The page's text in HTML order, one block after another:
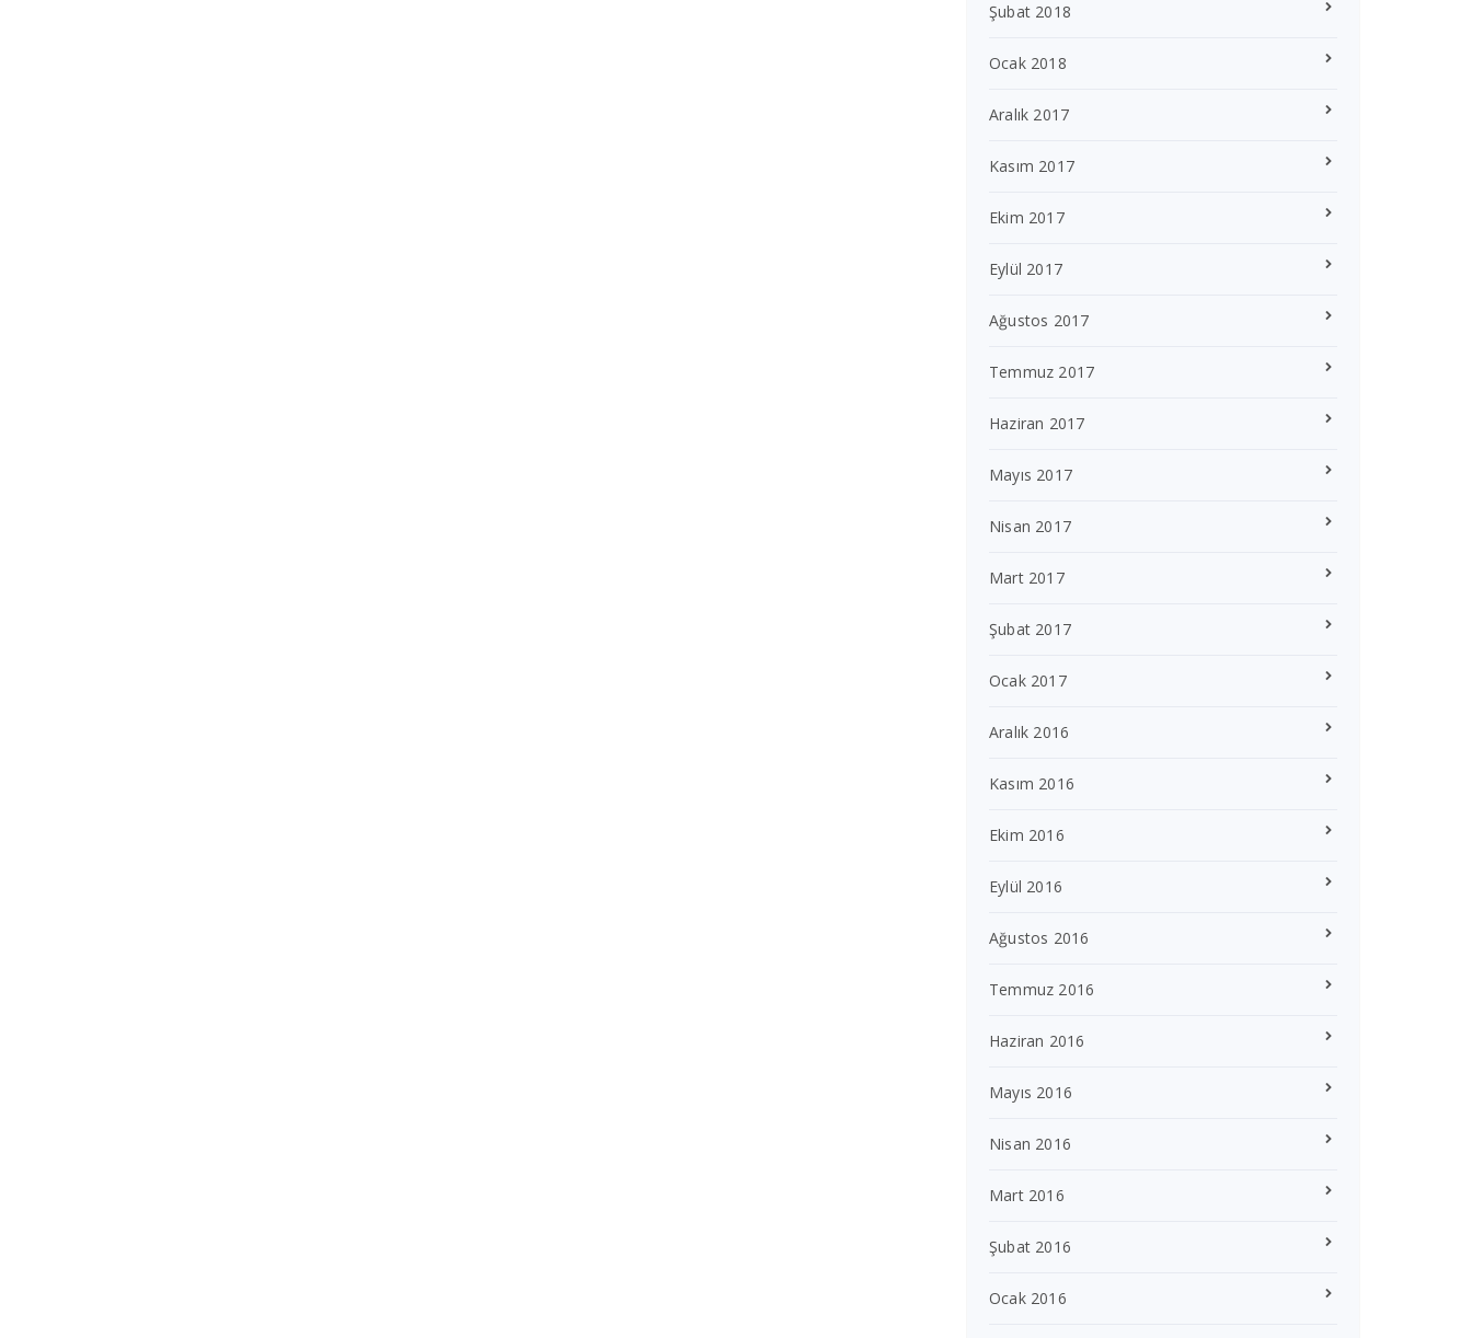
Şubat 2018
Ocak 2018
Aralık 2017
Kasım 2017
Ekim 2017
Eylül 2017
Ağustos 2017
Temmuz 2017
Haziran 2017
Mayıs 2017
Nisan 2017
Mart 2017
Şubat 2017
Ocak 2017
Aralık 2016
Kasım 2016
Ekim 2016
Eylül 2016
Ağustos 2016
Temmuz 2016
Haziran 2016
Mayıs 2016
Nisan 2016
Mart 2016
Şubat 2016
Ocak 2016